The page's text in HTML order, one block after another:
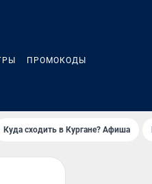
ПРОМОКОДЫ
Куда сходить в Кургане? Афиша